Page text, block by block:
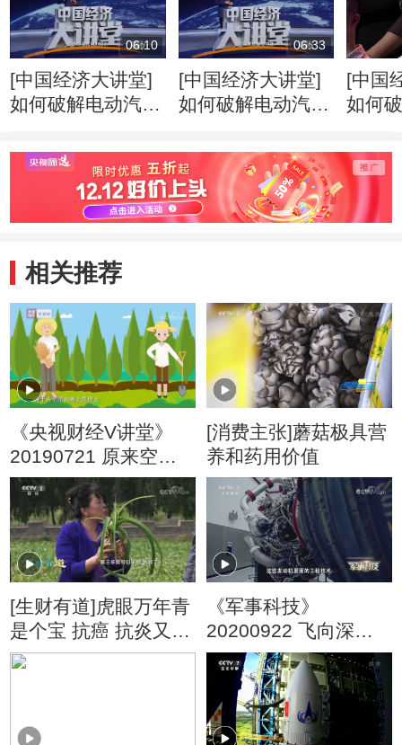
06:10
[中国经济大讲堂]
如何破解电动汽车
06:33
[中国经济大讲堂]
如何破解电动汽车
[中国
如何
相关推荐
《央视财经V讲堂》
20190721 原来空气
和水也是有价的
[消费主张]蘑菇极具营
养和药用价值
[生财有道]虎眼万年青
是个宝 抗癌 抗炎又抗
菌
《军事科技》
20200922 飞向深空
——火箭